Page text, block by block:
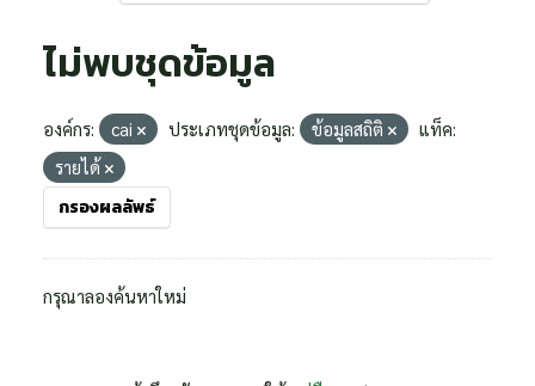
ไม่พบชุดข้อมูล
องค์กร: cai ประเภทชุดข้อมูล: ข้อมูลสถิติ
แท็ค:
รายได้
กรองผลลัพธ์
กรุณาลองค้นหาใหม่